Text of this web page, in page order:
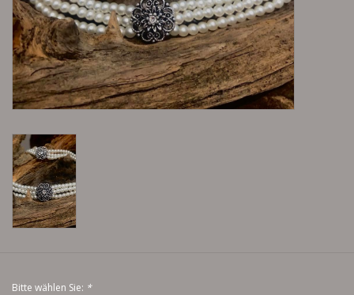
Lieblingsmensch Kollektion
Ohrringe & Ohrstecker
Armbänder
Tücher
individuell gravierbarer
Schmuck
Bitte wählen Sie: *